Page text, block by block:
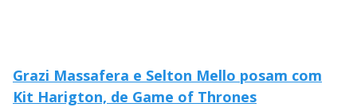
Grazi Massafera e Selton Mello posam com
Kit Harigton, de Game of Thrones